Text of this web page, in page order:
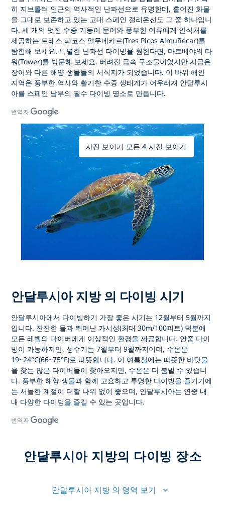
히 지브롤터 인근의 역사적인 난파선으로 유명한데, 흩어진 화물
을 그대로 보존하고 있는 고대 스페인 갤리온선도 그 중 하나입니
다. 세 개의 멋진 수중 기둥이 문어와 풍부한 어류에게 안식처를
제공하는 트레스 피코스 알무네카르(Tres Picos Almuñécar)를
탐험해 보세요. 특별한 난파선 다이빙을 원한다면, 마르베야의 타
워(Tower)를 방문해 보세요. 버려진 금속 구조물이었지만 지금은
장어와 다른 해양 생물들의 서식지가 되었습니다. 이 바위 해안
지역은 풍부한 역사와 활기찬 수중 생태계가 어우러져 안달루시
아를 스페인 남부의 필수 다이빙 명소로 만듭니다.
번역자
사진 보이기 모든 4 사진 보이기
안달루시아 지방 의 다이빙 시기
안달루시아에서 다이빙하기 가장 좋은 시기는 12월부터 5월까지
입니다. 잔잔한 물과 뛰어난 가시성(최대 30m/100피트) 덕분에
모든 레벨의 다이버에게 이상적인 환경을 제공합니다. 연중 다이
빙이 가능하지만, 성수기는 7월부터 9월까지이며, 수온은
19~24°C(66~75°F)로 따뜻합니다. 이 여름철에는 따뜻한 바닷물
을 찾는 많은 다이버들이 찾아오지만, 수온은 더 붐빌 수 있습니
다. 풍부한 해양 생물과 함께 고요하고 투명한 다이빙을 즐기기에
는 서늘한 계절이 더할 나위 없이 좋으며, 안달루시아는 연중 내
내 다양한 다이빙을 즐길 수 있는 곳입니다.
번역자
안달루시아 지방의 다이빙 장소
안달루시아 지방 의 영역 보기